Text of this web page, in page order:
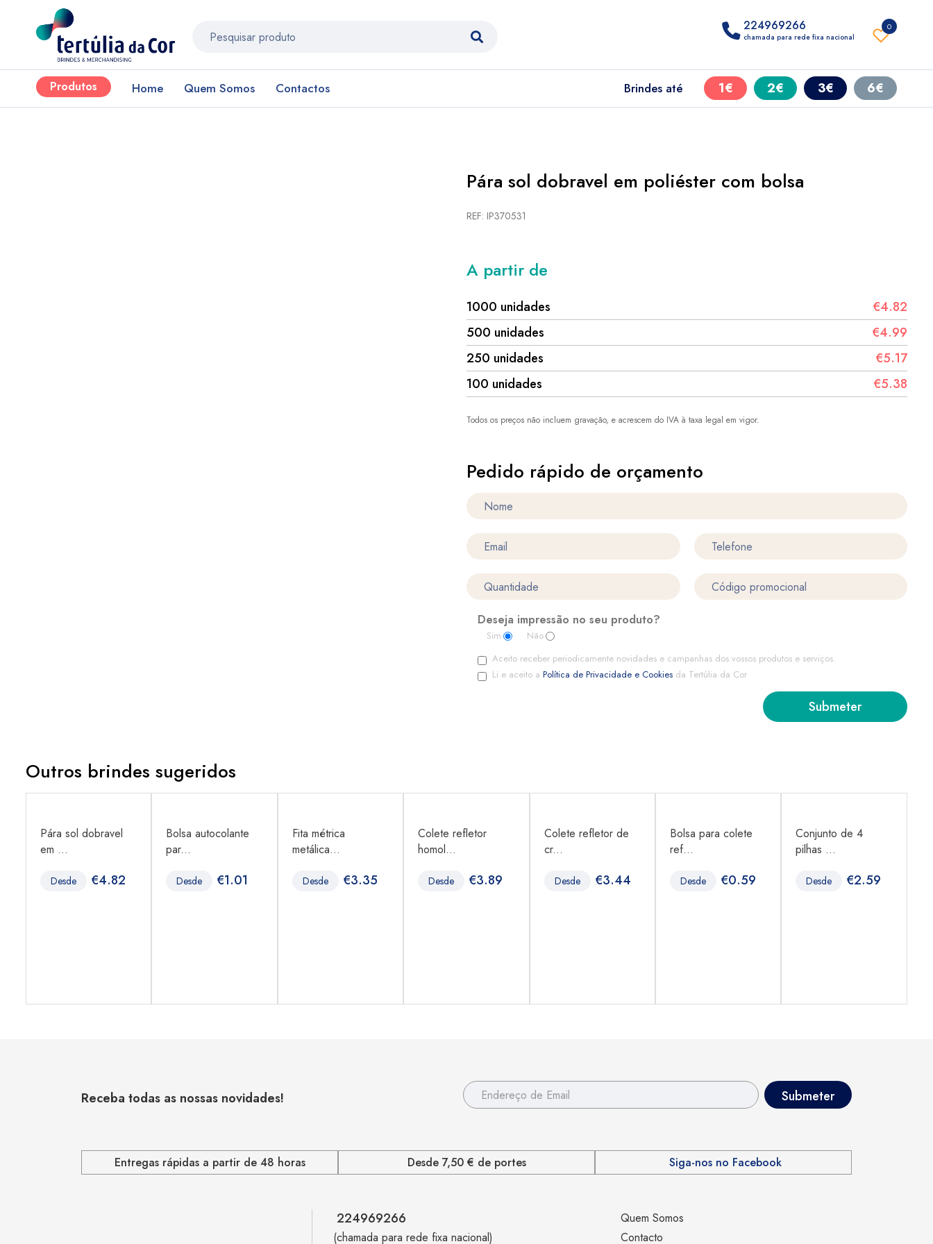
0
224969266
chamada para rede fixa nacional
Produtos Home Quem Somos Contactos Brindes até 1€ 2€ 3€ 6€
Pára sol dobravel em poliéster com bolsa
REF: IP370531
A partir de
1000 unidades
€4.82
500 unidades
€4.99
250 unidades
€5.17
100 unidades
€5.38
Todos os preços não incluem gravação, e acrescem do IVA à taxa legal em vigor.
Pedido rápido de orçamento
Deseja impressão no seu produto?
Sim
Não
Aceito receber periodicamente novidades e campanhas dos vossos produtos e serviços.
Li e aceito a Política de Privacidade e Cookies da Tertúlia da Cor
Outros brindes sugeridos
Pára sol dobravel
em ...
Desde €4.82
Bolsa autocolante
par...
Desde €1.01
Fita métrica
metálica...
Desde €3.35
Colete refletor
homol...
Desde €3.89
Colete refletor de
cr...
Desde €3.44
Bolsa para colete
ref...
Desde €0.59
Conjunto de 4
pilhas ...
Desde €2.59
Receba todas as nossas novidades!
Entregas rápidas a partir de 48 horas Desde 7,50 € de portes Siga-nos no Facebook
224969266
(chamada para rede fixa nacional)
Quem Somos
Contacto